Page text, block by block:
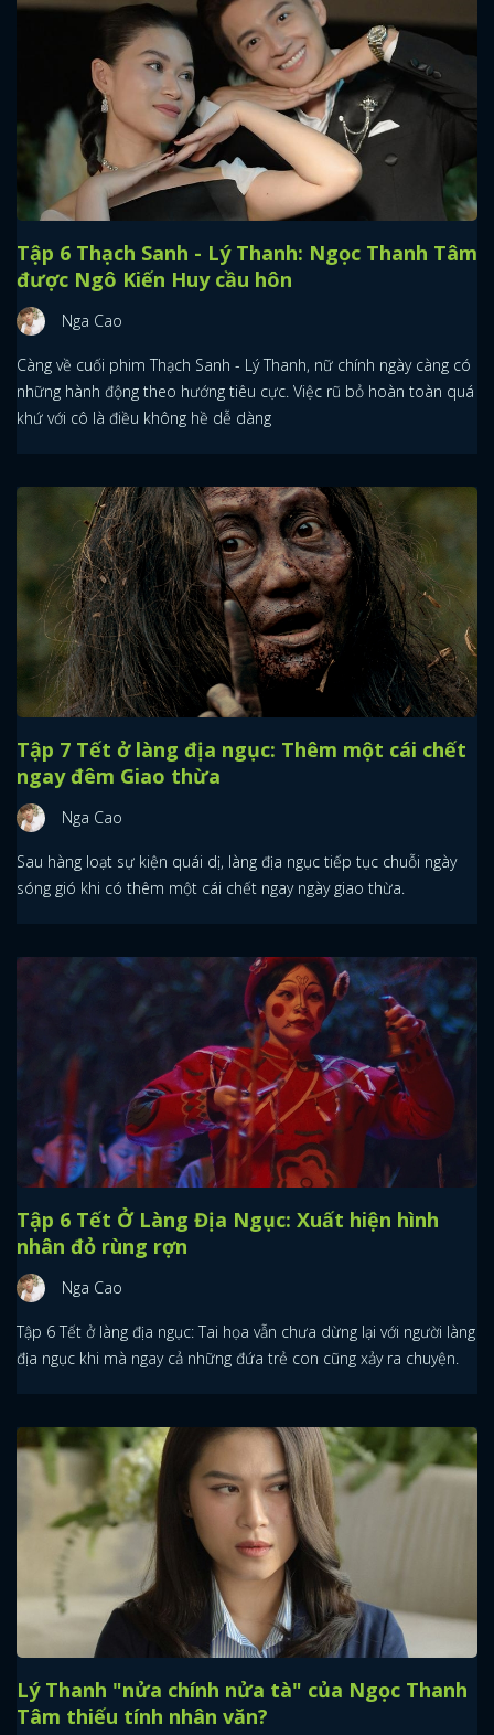
Tập 6 Thạch Sanh - Lý Thanh: Ngọc Thanh Tâm
được Ngô Kiến Huy cầu hôn
Nga Cao
Càng về cuối phim Thạch Sanh - Lý Thanh, nữ chính ngày càng có
những hành động theo hướng tiêu cực. Việc rũ bỏ hoàn toàn quá
khứ với cô là điều không hề dễ dàng
Tập 7 Tết ở làng địa ngục: Thêm một cái chết
ngay đêm Giao thừa
Nga Cao
Sau hàng loạt sự kiện quái dị, làng địa ngục tiếp tục chuỗi ngày
sóng gió khi có thêm một cái chết ngay ngày giao thừa.
Tập 6 Tết Ở Làng Địa Ngục: Xuất hiện hình
nhân đỏ rùng rợn
Nga Cao
Tập 6 Tết ở làng địa ngục: Tai họa vẫn chưa dừng lại với người làng
địa ngục khi mà ngay cả những đứa trẻ con cũng xảy ra chuyện.
Lý Thanh "nửa chính nửa tà" của Ngọc Thanh
Tâm thiếu tính nhân văn?